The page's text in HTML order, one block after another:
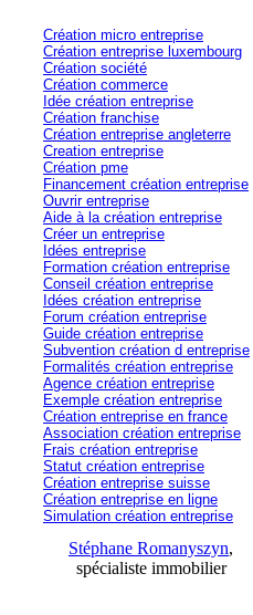
Création micro entreprise
Création entreprise luxembourg
Création société
Création commerce
Idée création entreprise
Création franchise
Création entreprise angleterre
Creation entreprise
Création pme
Financement création entreprise
Ouvrir entreprise
Aide à la création entreprise
Créer un entreprise
Idées entreprise
Formation création entreprise
Conseil création entreprise
Idées création entreprise
Forum création entreprise
Guide création entreprise
Subvention création d entreprise
Formalités création entreprise
Agence création entreprise
Exemple création entreprise
Création entreprise en france
Association création entreprise
Frais création entreprise
Statut création entreprise
Création entreprise suisse
Création entreprise en ligne
Simulation création entreprise
Stéphane Romanyszyn,
spécialiste immobilier